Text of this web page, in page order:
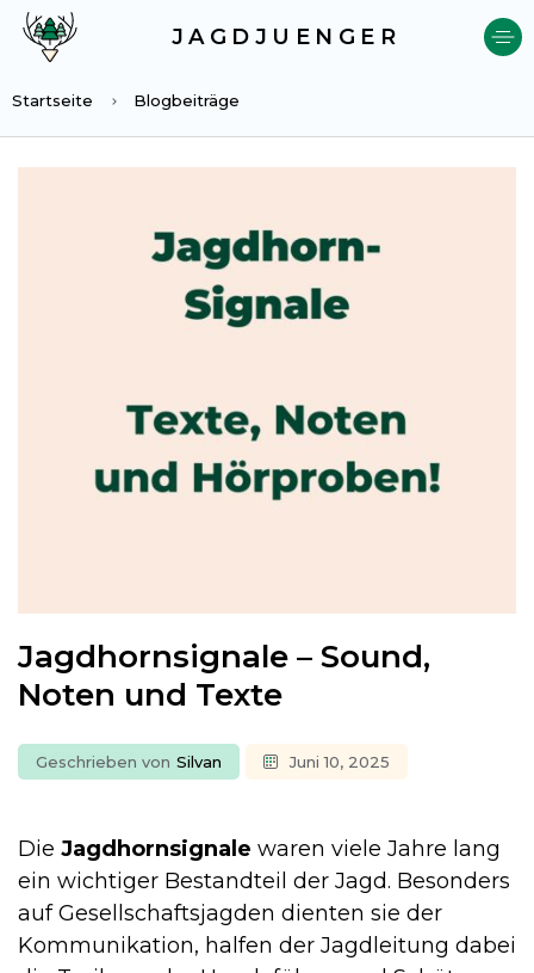
JAGDJUENGER
Startseite Blogbeiträge
Jagdhornsignale – Sound,
Noten und Texte
Geschrieben von Silvan Juni 10, 2025
Die Jagdhornsignale waren viele Jahre lang
ein wichtiger Bestandteil der Jagd. Besonders
auf Gesellschaftsjagden dienten sie der
Kommunikation, halfen der Jagdleitung dabei